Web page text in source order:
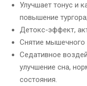
Улучшает тонус и
повышение тургора;
Детокс-эффект,
Снятие мышечного
Седативное
улучшение сна,
состояния.